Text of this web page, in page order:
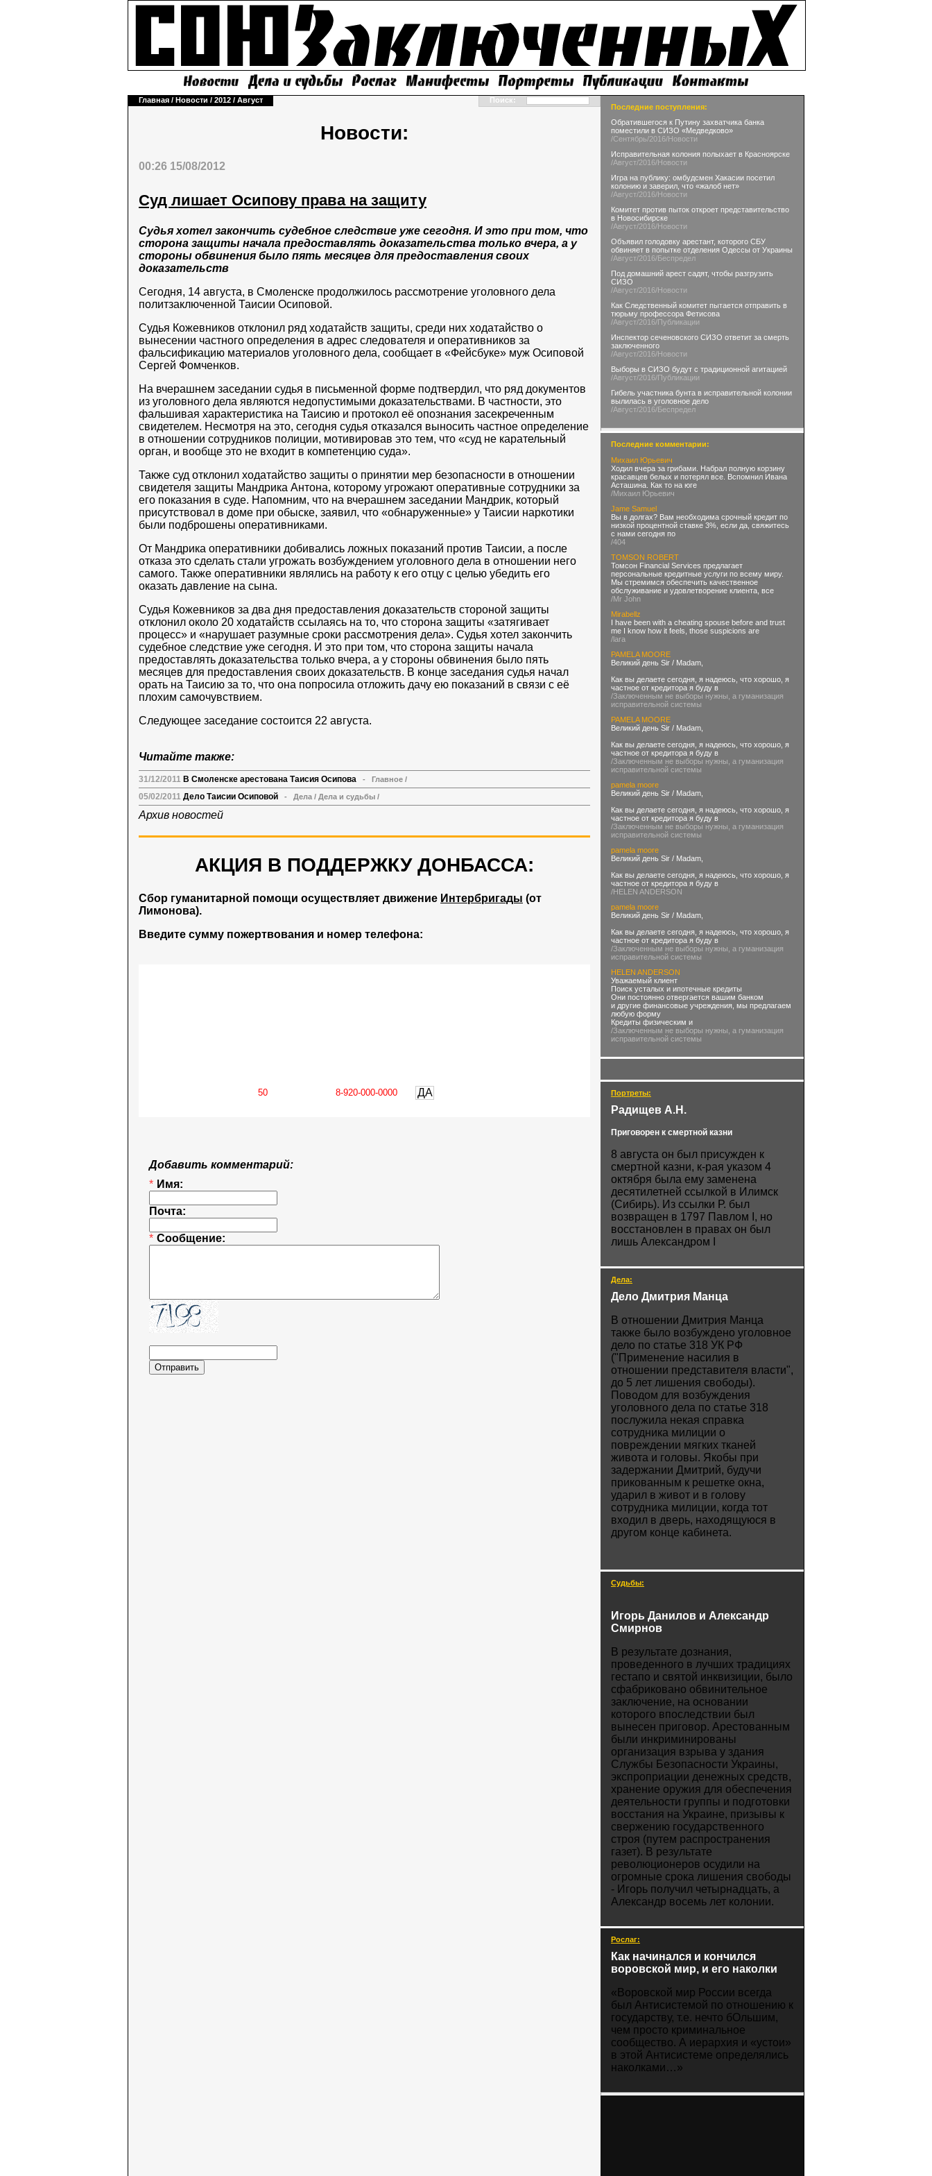
Главная / Новости / 2012 / Август Поиск:
Новости:
00:26 15/08/2012
Суд лишает Осипову права на защиту
Судья хотел закончить судебное следствие уже сегодня. И это при том, что
сторона защиты начала предоставлять доказательства только вчера, а у
стороны обвинения было пять месяцев для предоставления своих
доказательств
Сегодня, 14 августа, в Смоленске продолжилось рассмотрение уголовного дела
политзаключенной Таисии Осиповой.
Судья Кожевников отклонил ряд ходатайств защиты, среди них ходатайство о
вынесении частного определения в адрес следователя и оперативников за
фальсификацию материалов уголовного дела, сообщает в «Фейсбуке» муж Осиповой
Сергей Фомченков.
На вчерашнем заседании судья в письменной форме подтвердил, что ряд документов
из уголовного дела являются недопустимыми доказательствами. В частности, это
фальшивая характеристика на Таисию и протокол её опознания засекреченным
свидетелем. Несмотря на это, сегодня судья отказался выносить частное определение
в отношении сотрудников полиции, мотивировав это тем, что «суд не карательный
орган, и вообще это не входит в компетенцию суда».
Также суд отклонил ходатайство защиты о принятии мер безопасности в отношении
свидетеля защиты Мандрика Антона, которому угрожают оперативные сотрудники за
его показания в суде. Напомним, что на вчерашнем заседании Мандрик, который
присутствовал в доме при обыске, заявил, что «обнаруженные» у Таисии наркотики
были подброшены оперативниками.
От Мандрика оперативники добивались ложных показаний против Таисии, а после
отказа это сделать стали угрожать возбуждением уголовного дела в отношении него
самого. Также оперативники являлись на работу к его отцу с целью убедить его
оказать давление на сына.
Судья Кожевников за два дня предоставления доказательств стороной защиты
отклонил около 20 ходатайств ссылаясь на то, что сторона защиты «затягивает
процесс» и «нарушает разумные сроки рассмотрения дела». Судья хотел закончить
судебное следствие уже сегодня. И это при том, что сторона защиты начала
предоставлять доказательства только вчера, а у стороны обвинения было пять
месяцев для предоставления своих доказательств. В конце заседания судья начал
орать на Таисию за то, что она попросила отложить дачу ею показаний в связи с её
плохим самочувствием.
Следующее заседание состоится 22 августа.
Читайте также:
31/12/2011 В Смоленске арестована Таисия Осипова - Главное /
05/02/2011 Дело Таисии Осиповой - Дела / Дела и судьбы /
Архив новостей
АКЦИЯ В ПОДДЕРЖКУ ДОНБАССА:
Сбор гуманитарной помощи осуществляет движение Интербригады (от
Лимонова).
Введите сумму пожертвования и номер телефона:
ДА
Добавить комментарий:
* Имя:
Почта:
* Сообщение:
Последние поступления:
Обратившегося к Путину захватчика банка
поместили в СИЗО «Медведково»
/Сентябрь/2016/Новости
Исправительная колония полыхает в Красноярске
/Август/2016/Новости
Игра на публику: омбудсмен Хакасии посетил
колонию и заверил, что «жалоб нет»
/Август/2016/Новости
Комитет против пыток откроет представительство
в Новосибирске
/Август/2016/Новости
Объявил голодовку арестант, которого СБУ
обвиняет в попытке отделения Одессы от Украины
/Август/2016/Беспредел
Под домашний арест садят, чтобы разгрузить
СИЗО
/Август/2016/Новости
Как Следственный комитет пытается отправить в
тюрьму профессора Фетисова
/Август/2016/Публикации
Инспектор сеченовского СИЗО ответит за смерть
заключенного
/Август/2016/Новости
Выборы в СИЗО будут с традиционной агитацией
/Август/2016/Публикации
Гибель участника бунта в исправительной колонии
вылилась в уголовное дело
/Август/2016/Беспредел
Последние комментарии:
Михаил Юрьевич
Ходил вчера за грибами. Набрал полную корзину
красавцев белых и потерял все. Вспомнил Ивана
Асташина. Как то на юге
/Михаил Юрьевич
Jame Samuel
Вы в долгах? Вам необходима срочный кредит по
низкой процентной ставке 3%, если да, свяжитесь
с нами сегодня по
/404
TOMSON ROBERT
Томсон Financial Services предлагает
персональные кредитные услуги по всему миру.
Мы стремимся обеспечить качественное
обслуживание и удовлетворение клиента, все
/Mr John
Mirabellz
I have been with a cheating spouse before and trust
me I know how it feels, those suspicions are
/lara
PAMELA MOORE
Великий день Sir / Madam,
Как вы делаете сегодня, я надеюсь, что хорошо, я
частное от кредитора я буду в
/Заключенным не выборы нужны, а гуманизация
исправительной системы
PAMELA MOORE
Великий день Sir / Madam,
Как вы делаете сегодня, я надеюсь, что хорошо, я
частное от кредитора я буду в
/Заключенным не выборы нужны, а гуманизация
исправительной системы
pamela moore
Великий день Sir / Madam,
Как вы делаете сегодня, я надеюсь, что хорошо, я
частное от кредитора я буду в
/Заключенным не выборы нужны, а гуманизация
исправительной системы
pamela moore
Великий день Sir / Madam,
Как вы делаете сегодня, я надеюсь, что хорошо, я
частное от кредитора я буду в
/HELEN ANDERSON
pamela moore
Великий день Sir / Madam,
Как вы делаете сегодня, я надеюсь, что хорошо, я
частное от кредитора я буду в
/Заключенным не выборы нужны, а гуманизация
исправительной системы
HELEN ANDERSON
Уважаемый клиент
Поиск усталых и ипотечные кредиты
Они постоянно отвергается вашим банком
и другие финансовые учреждения, мы предлагаем
любую форму
Кредиты физическим и
/Заключенным не выборы нужны, а гуманизация
исправительной системы
Портреты:
Радищев А.Н.
Приговорен к смертной казни
8 августа он был присужден к
смертной казни, к-рая указом 4
октября была ему заменена
десятилетней ссылкой в Илимск
(Сибирь). Из ссылки Р. был
возвращен в 1797 Павлом I, но
восстановлен в правах он был
лишь Александром I
Дела:
Дело Дмитрия Манца
В отношении Дмитрия Манца
также было возбуждено уголовное
дело по статье 318 УК РФ
("Применение насилия в
отношении представителя власти",
до 5 лет лишения свободы).
Поводом для возбуждения
уголовного дела по статье 318
послужила некая справка
сотрудника милиции о
повреждении мягких тканей
живота и головы. Якобы при
задержании Дмитрий, будучи
прикованным к решетке окна,
ударил в живот и в голову
сотрудника милиции, когда тот
входил в дверь, находящуюся в
другом конце кабинета.
Судьбы:
Игорь Данилов и Александр
Смирнов
В результате дознания,
проведенного в лучших традициях
гестапо и святой инквизиции, было
сфабриковано обвинительное
заключение, на основании
которого впоследствии был
вынесен приговор. Арестованным
были инкриминированы
организация взрыва у здания
Службы Безопасности Украины,
экспроприации денежных средств,
хранение оружия для обеспечения
деятельности группы и подготовки
восстания на Украине, призывы к
свержению государственного
строя (путем распространения
газет). В результате
революционеров осудили на
огромные срока лишения свободы
- Игорь получил четырнадцать, а
Александр восемь лет колонии.
Рослаг:
Как начинался и кончился
воровской мир, и его наколки
«Воровской мир России всегда
был Антисистемой по отношению к
государству, т.е. нечто бОльшим,
чем просто криминальное
сообщество. А иерархия и «устои»
в этой Антисистеме определялись
наколками…»